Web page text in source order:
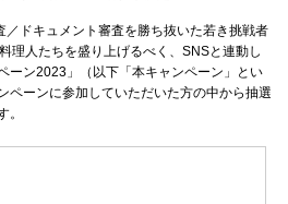
ドキュメント審査を勝ち抜いた若き挑戦者
理人たちを盛り上げるべく、SNSと連動し
ーン2023」（以下「本キャンペーン」とい
ペーンに参加していただいた方の中から抽選
。